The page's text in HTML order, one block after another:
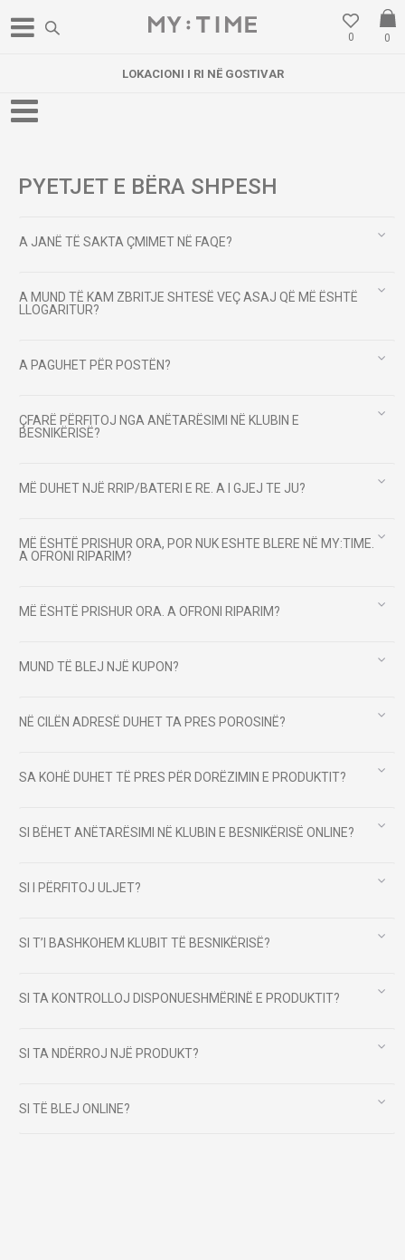
0
0
LOKACIONI I RI NË GOSTIVAR
PYETJET E BËRA SHPESH
A JANË TË SAKTA ÇMIMET NË FAQE?
A MUND TË KAM ZBRITJE SHTESË VEÇ ASAJ QË MË ËSHTË
LLOGARITUR?
A PAGUHET PËR POSTËN?
ÇFARË PËRFITOJ NGA ANËTARËSIMI NË KLUBIN E
BESNIKËRISË?
MË DUHET NJË RRIP/BATERI E RE. A I GJEJ TE JU?
MË ËSHTË PRISHUR ORA, POR NUK ESHTE BLERE NË MY:TIME.
A OFRONI RIPARIM?
MË ËSHTË PRISHUR ORA. A OFRONI RIPARIM?
MUND TË BLEJ NJË KUPON?
NË CILËN ADRESË DUHET TA PRES POROSINË?
SA KOHË DUHET TË PRES PËR DORËZIMIN E PRODUKTIT?
SI BËHET ANËTARËSIMI NË KLUBIN E BESNIKËRISË ONLINE?
SI I PËRFITOJ ULJET?
SI T’I BASHKOHEM KLUBIT TË BESNIKËRISË?
SI TA KONTROLLOJ DISPONUESHMËRINË E PRODUKTIT?
SI TA NDËRROJ NJË PRODUKT?
SI TË BLEJ ONLINE?